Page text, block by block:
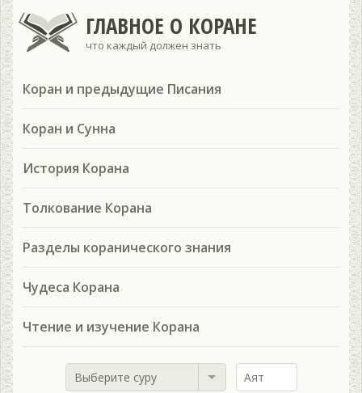
ГЛАВНОЕ О КОРАНЕ
что каждый должен знать
Коран и предыдущие Писания
Коран и Сунна
История Корана
Толкование Корана
Разделы коранического знания
Чудеса Корана
Чтение и изучение Корана
Выберите суру